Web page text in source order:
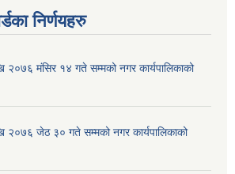
निर्णयहरु
मंसिर १४ गते सम्मको नगर कार्यपालिकाको
जेठ ३० गते सम्मको नगर कार्यपालिकाको